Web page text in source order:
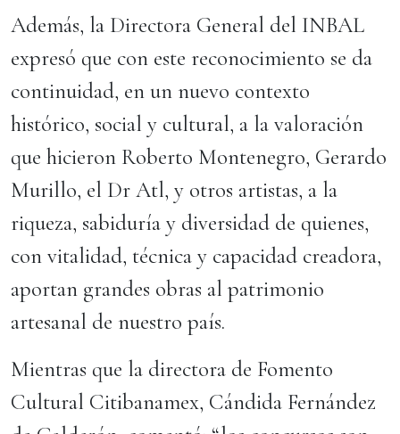
Además, la Directora General del INBAL
expresó que con este reconocimiento se da
continuidad, en un nuevo contexto
histórico, social y cultural, a la valoración
que hicieron Roberto Montenegro, Gerardo
Murillo, el Dr Atl, y otros artistas, a la
riqueza, sabiduría y diversidad de quienes,
con vitalidad, técnica y capacidad creadora,
aportan grandes obras al patrimonio
artesanal de nuestro país.
Mientras que la directora de Fomento
Cultural Citibanamex, Cándida Fernández